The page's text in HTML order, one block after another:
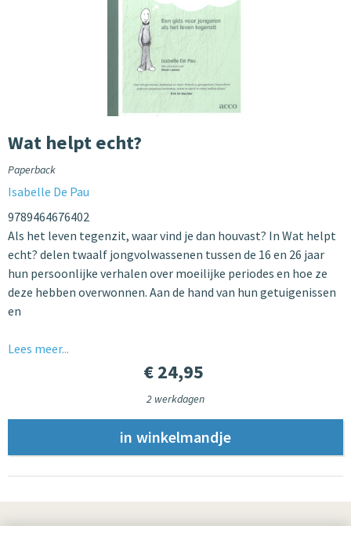
Wat helpt echt?
Paperback
Isabelle De Pau
9789464676402
Als het leven tegenzit, waar vind je dan houvast? In Wat helpt
echt? delen twaalf jongvolwassenen tussen de 16 en 26 jaar
hun persoonlijke verhalen over moeilijke periodes en hoe ze
deze hebben overwonnen. Aan de hand van hun getuigenissen
en
Lees meer...
€ 24,95
2 werkdagen